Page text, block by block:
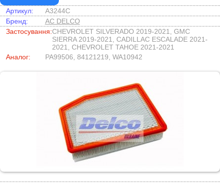
Артикул:
A3244C
Бренд:
AC DELCO
Застосування:CHEVROLET SILVERADO 2019-2021, GMC
SIERRA 2019-2021, CADILLAC ESCALADE 2021-
2021, CHEVROLET TAHOE 2021-2021
Аналог:
PA99506, 84121219, WA10942